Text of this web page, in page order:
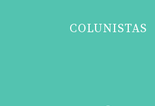
COLUNISTAS